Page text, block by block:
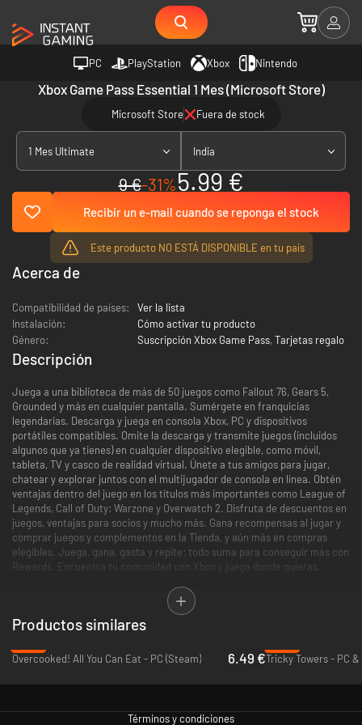
PC PlayStation Xbox Nintendo
Xbox Game Pass Essential 1 Mes (Microsoft Store)
Microsoft Store Fuera de stock
1 Mes Ultimate India
9 €-31%5.99 €
Recibir un e-mail cuando se reponga el stock
Este producto NO ESTÁ DISPONIBLE en tu país
Acerca de
Compatibilidad de países:
Ver la lista
Instalación:
Cómo activar tu producto
Género:
Suscripción Xbox Game Pass, Tarjetas regalo
Descripción
Juega a una biblioteca de más de 50 juegos como Fallout 76, Gears 5,
Grounded y más en cualquier pantalla. Sumérgete en franquicias
legendarias. Descarga y juega en consola Xbox, PC y dispositivos
portátiles compatibles. Omite la descarga y transmite juegos (incluidos
algunos que ya tienes) en cualquier dispositivo elegible, como móvil,
tableta, TV y casco de realidad virtual. Únete a tus amigos para jugar,
chatear y explorar juntos con el multijugador de consola en línea. Obtén
ventajas dentro del juego en los títulos más importantes como League of
Legends, Call of Duty: Warzone y Overwatch 2. Disfruta de descuentos en
juegos, ventajas para socios y mucho más. Gana recompensas al jugar y
comprar juegos y complementos en la Tienda, y aún más en compras
elegibles. Juega, gana, gasta y repite: todo suma para conseguir más con
Rewards. Encuentra tu comunidad con Xbox y juega donde quieras.
Inicia sesión para ver las ofertas disponibles. Es posible que las ofertas
promocionales no sean válidas para todos los miembros y solo estén
disponibles durante un tiempo limitado. Después de cualquier período
período especificado, a menos que se cancele en la cuenta de Microsoft.
Se te notificará antes de cualquier cambio de precio. En Japón, Xbox
restricciones geográficas. Consulta los términos en
Productos similares
Overcooked! All You Can Eat - PC (Steam)
6.49 €Tricky Towers - PC
Términos y condiciones